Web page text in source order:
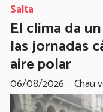
El clima da
las jornadas
aire polar
Chau
Salta
06/08/2026